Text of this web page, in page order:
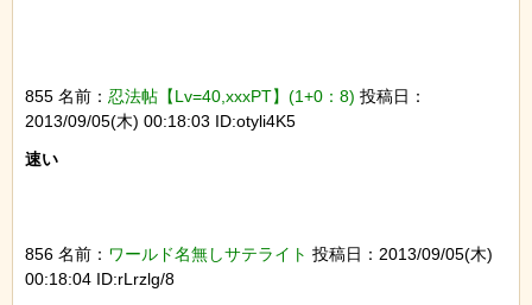
855 名前： 忍法帖【Lv=40,xxxPT】(1+0：8) 投稿日：
2013/09/05(木) 00:18:03 ID:otyli4K5
速い
856 名前： ワールド名無しサテライト 投稿日：2013/09/05(木)
00:18:04 ID:rLrzlg/8